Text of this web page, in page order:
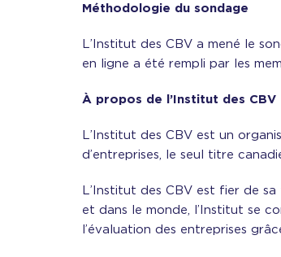
Méthodologie du sondage
L’Institut des CBV a mené le
en ligne a été rempli par les
À propos de l’Institut des CBV
L’Institut des CBV est un
d’entreprises, le seul titre
L’Institut des CBV est fier de
et dans le monde, l’Institut se
l’évaluation des entreprises